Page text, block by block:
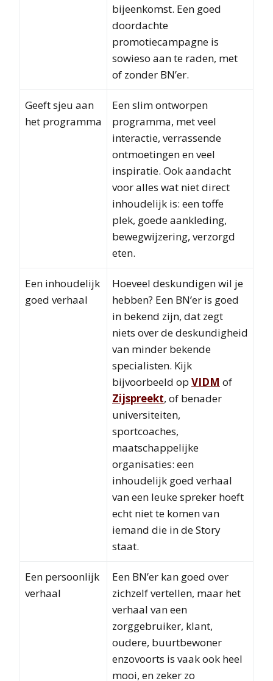
bijeenkomst. Een goed
doordachte
promotiecampagne is
sowieso aan te raden, met
of zonder BN’er.
Geeft sjeu aan
het programma
Een slim ontworpen
programma, met veel
interactie, verrassende
ontmoetingen en veel
inspiratie. Ook aandacht
voor alles wat niet direct
inhoudelijk is: een toffe
plek, goede aankleding,
bewegwijzering, verzorgd
eten.
Een inhoudelijk
goed verhaal
Hoeveel deskundigen wil je
hebben? Een BN’er is goed
in bekend zijn, dat zegt
niets over de deskundigheid
van minder bekende
specialisten. Kijk
bijvoorbeeld op VIDM of
Zijspreekt, of benader
universiteiten,
sportcoaches,
maatschappelijke
organisaties: een
inhoudelijk goed verhaal
van een leuke spreker hoeft
echt niet te komen van
iemand die in de Story
staat.
Een persoonlijk
verhaal
Een BN’er kan goed over
zichzelf vertellen, maar het
verhaal van een
zorggebruiker, klant,
oudere, buurtbewoner
enzovoorts is vaak ook heel
mooi, en zeker zo